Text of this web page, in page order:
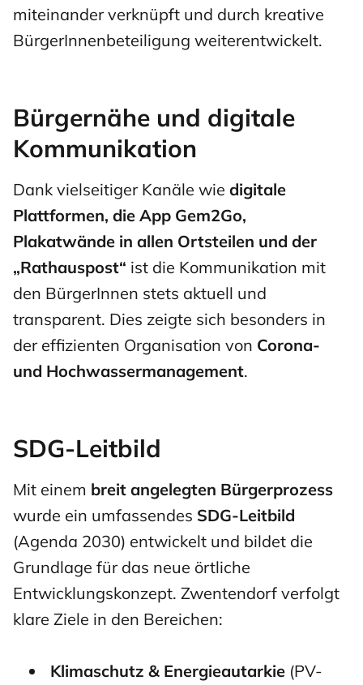
miteinander verknüpft und durch kreative
BürgerInnenbeteiligung weiterentwickelt.
Bürgernähe und digitale
Kommunikation
Dank vielseitiger Kanäle wie digitale
Plattformen, die App Gem2Go,
Plakatwände in allen Ortsteilen und der
„Rathauspost“ ist die Kommunikation mit
den BürgerInnen stets aktuell und
transparent. Dies zeigte sich besonders in
der effizienten Organisation von Corona-
und Hochwassermanagement.
SDG-Leitbild
Mit einem breit angelegten Bürgerprozess
wurde ein umfassendes SDG-Leitbild
(Agenda 2030) entwickelt und bildet die
Grundlage für das neue örtliche
Entwicklungskonzept. Zwentendorf verfolgt
klare Ziele in den Bereichen:
Klimaschutz & Energieautarkie (PV-